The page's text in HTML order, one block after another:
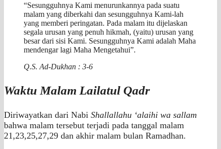
“Sesungguhnya Kami menurunkannya pada suatu
malam yang diberkahi dan sesungguhnya Kami-lah
yang memberi peringatan. Pada malam itu dijelaskan
segala urusan yang penuh hikmah, (yaitu) urusan yang
besar dari sisi Kami. Sesungguhnya Kami adalah Maha
mendengar lagi Maha Mengetahui”.
Q.S. Ad-Dukhan : 3-6
Waktu Malam Lailatul Qadr
Diriwayatkan dari Nabi Shallallahu ‘alaihi wa sallam
bahwa malam tersebut terjadi pada tanggal malam
21,23,25,27,29 dan akhir malam bulan Ramadhan.